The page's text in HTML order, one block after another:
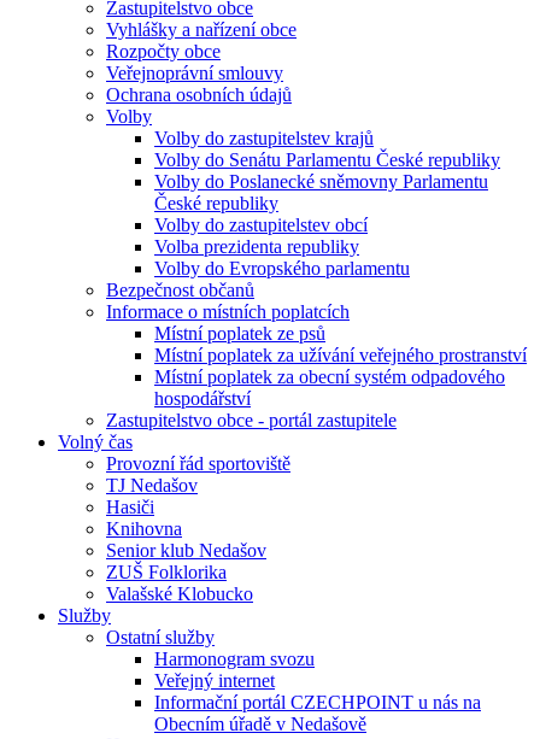
Zastupitelstvo obce
Vyhlášky a nařízení obce
Rozpočty obce
Veřejnoprávní smlouvy
Ochrana osobních údajů
Volby
Volby do zastupitelstev krajů
Volby do Senátu Parlamentu České republiky
Volby do Poslanecké sněmovny Parlamentu
České republiky
Volby do zastupitelstev obcí
Volba prezidenta republiky
Volby do Evropského parlamentu
Bezpečnost občanů
Informace o místních poplatcích
Místní poplatek ze psů
Místní poplatek za užívání veřejného prostranství
Místní poplatek za obecní systém odpadového
hospodářství
Zastupitelstvo obce - portál zastupitele
Volný čas
Provozní řád sportoviště
TJ Nedašov
Hasiči
Knihovna
Senior klub Nedašov
ZUŠ Folklorika
Valašské Klobucko
Služby
Ostatní služby
Harmonogram svozu
Veřejný internet
Informační portál CZECHPOINT u nás na
Obecním úřadě v Nedašově